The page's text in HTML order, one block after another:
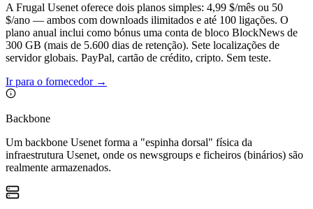
A Frugal Usenet oferece dois planos simples: 4,99 $/mês ou 50
$/ano — ambos com downloads ilimitados e até 100 ligações. O
plano anual inclui como bónus uma conta de bloco BlockNews de
300 GB (mais de 5.600 dias de retenção). Sete localizações de
servidor globais. PayPal, cartão de crédito, cripto. Sem teste.
Ir para o fornecedor→
Backbone
Um backbone Usenet forma a "espinha dorsal" física da
infraestrutura Usenet, onde os newsgroups e ficheiros (binários) são
realmente armazenados.